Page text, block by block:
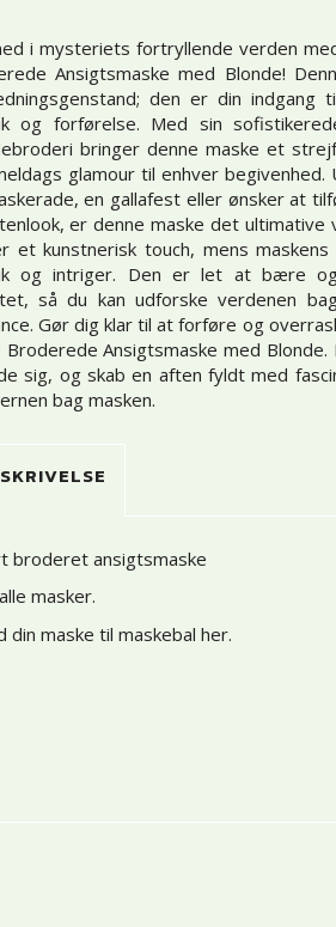
i mysteriets fortryllende verden
Ansigtsmaske med Blonde!
den er din indgang
og forførelse. Med sin
bringer denne maske et
glamour til enhver
en gallafest eller ønsker at
er denne maske det ultimative
et kunstnerisk touch, mens
og intriger. Den er let at bære
så du kan udforske verdenen
Gør dig klar til at forføre og
Broderede Ansigtsmaske med
sig, og skab en aften fyldt med
bag masken.
broderet ansigtsmaske
masker.
din maske til maskebal her.